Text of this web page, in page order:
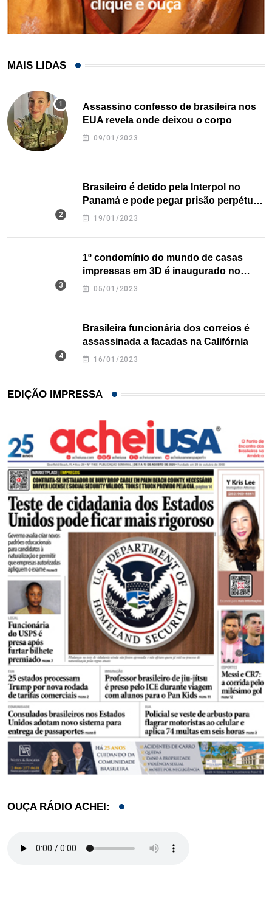
MAIS LIDAS
Assassino confesso de brasileira nos
EUA revela onde deixou o corpo
09/01/2023
Brasileiro é detido pela Interpol no
Panamá e pode pegar prisão perpétua
nos EUA
19/01/2023
1º condomínio do mundo de casas
impressas em 3D é inaugurado no
Texas
05/01/2023
Brasileira funcionária dos correios é
assassinada a facadas na Califórnia
16/01/2023
EDIÇÃO IMPRESSA
OUÇA RÁDIO ACHEI: